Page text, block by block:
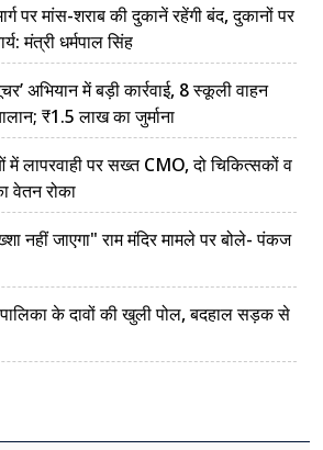
पर मांस-शराब की दुकानें रहेंगी बंद, दुकानों पर
मंत्री धर्मपाल सिंह
अभियान में बड़ी कार्रवाई, 8 स्कूली वाहन
₹1.5 लाख का जुर्माना
में लापरवाही पर सख्त CMO, दो चिकित्सकों व
वेतन रोका
नहीं जाएगा" राम मंदिर मामले पर बोले- पंकज
पालिका के दावों की खुली पोल, बदहाल सड़क से